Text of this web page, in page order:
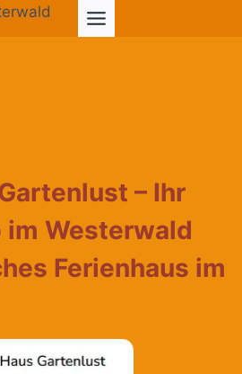
– Ihr
im Westerwald
Ferienhaus im